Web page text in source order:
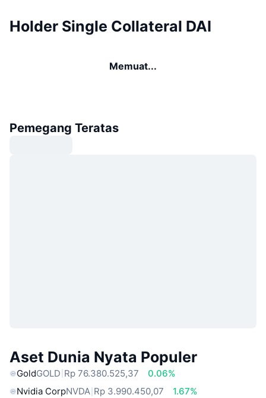
Holder Single Collateral DAI
Memuat...
Pemegang Teratas
Aset Dunia Nyata Populer
GoldGOLD Rp 76.380.525,37
0.06%
Nvidia CorpNVDA Rp 3.990.450,07
1.67%